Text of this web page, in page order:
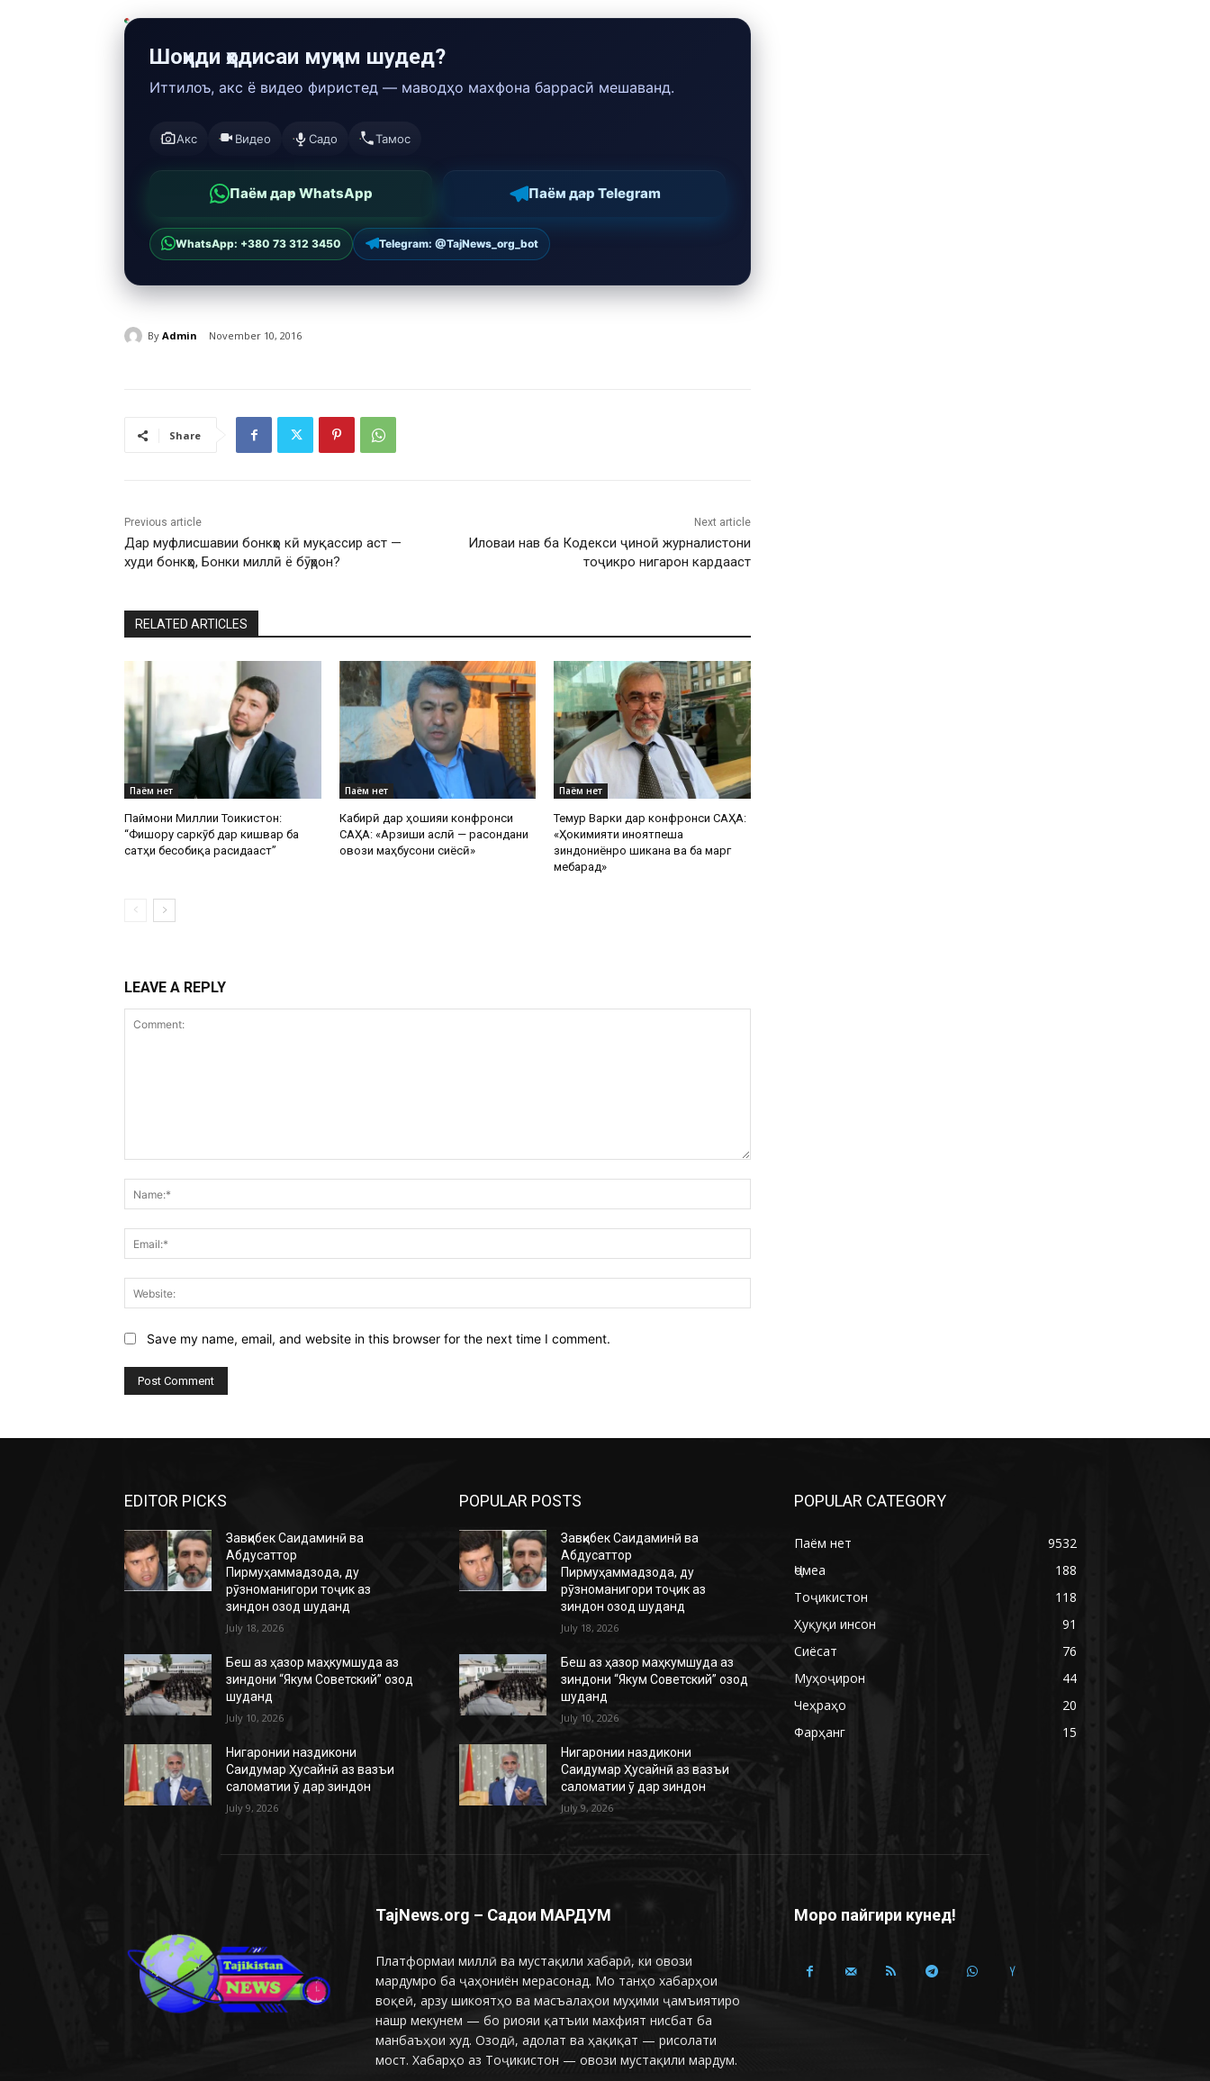
Шоҳиди ҳодисаи муҳим шудед?
Иттилоъ, акс ё видео фиристед — маводҳо махфона баррасӣ мешаванд.
Акс Видео Садо Тамос
Паём дар WhatsApp Паём дар Telegram
WhatsApp: +380 73 312 3450 Telegram: @TajNews_org_bot
By Admin November 10, 2016
Share
Previous article
Дар муфлисшавии бонкҳо кӣ муқассир аст —
худи бонкҳо, Бонки миллӣ ё бӯҳрон?
Next article
Иловаи нав ба Кодекси ҷиноӣ журналистони
тоҷикро нигарон кардааст
RELATED ARTICLES
Паём нет
Паймони Миллии Тоҷикистон:
“Фишору саркӯб дар кишвар ба
сатҳи бесобиқа расидааст”
Паём нет
Кабирӣ дар ҳошияи конфронси
САҲА: «Арзиши аслӣ — расондани
овози маҳбусони сиёсӣ»
Паём нет
Темур Варки дар конфронси САҲА:
«Ҳокимияти ҷиноятпеша
зиндониёнро шиканҷа ва ба марг
мебарад»
LEAVE A REPLY
Save my name, email, and website in this browser for the next time I comment.
EDITOR PICKS
Завқибек Саидаминӣ ва
Абдусаттор
Пирмуҳаммадзода, ду
рӯзноманигори тоҷик аз
зиндон озод шуданд
July 18, 2026
Беш аз ҳазор маҳкумшуда аз
зиндони “Якум Советский” озод
шуданд
July 10, 2026
Нигаронии наздикони
Саидумар Ҳусайнӣ аз вазъи
саломатии ӯ дар зиндон
July 9, 2026
POPULAR POSTS
Завқибек Саидаминӣ ва
Абдусаттор
Пирмуҳаммадзода, ду
рӯзноманигори тоҷик аз
зиндон озод шуданд
July 18, 2026
Беш аз ҳазор маҳкумшуда аз
зиндони “Якум Советский” озод
шуданд
July 10, 2026
Нигаронии наздикони
Саидумар Ҳусайнӣ аз вазъи
саломатии ӯ дар зиндон
July 9, 2026
POPULAR CATEGORY
Паём нет
9532
Ҷомеа
188
Тоҷикистон
118
Ҳуқуқи инсон
91
Сиёсат
76
Муҳоҷирон
44
Чеҳраҳо
20
Фарҳанг
15
TajNews.org – Садои МАРДУМ
Платформаи миллӣ ва мустақили хабарӣ, ки овози
мардумро ба ҷаҳониён мерасонад. Мо танҳо хабарҳои
воқеӣ, арзу шикоятҳо ва масъалаҳои муҳими ҷамъиятиро
нашр мекунем — бо риояи қатъии махфият нисбат ба
манбаъҳои худ. Озодӣ, адолат ва ҳақиқат — рисолати
мост. Хабарҳо аз Тоҷикистон — овози мустақили мардум.
Моро пайгири кунед!